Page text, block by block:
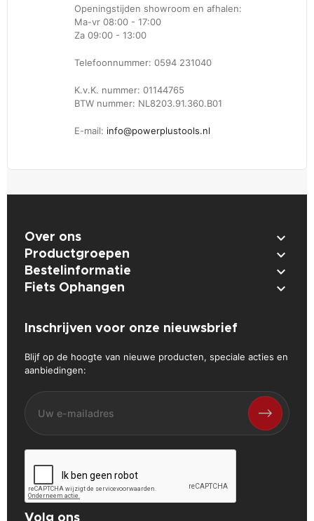
Openingstijden showroom en afhalen:
Ma-vr 08:00 - 17:00
Za 09:00 - 13:00
Telefoonnummer: 0594 231040
K.v.K. nummer: 01144765
BTW nummer: NL8203.91.360.B01
E-mail: info@powerplustools.nl
Over ons 
Productgroepen 
Bestelinformatie 
Fiets Ophangen 
Inschrijven voor onze nieuwsbrief
Blijf op de hoogte van nieuwe producten, speciale acties en
aanbiedingen:
Volg ons